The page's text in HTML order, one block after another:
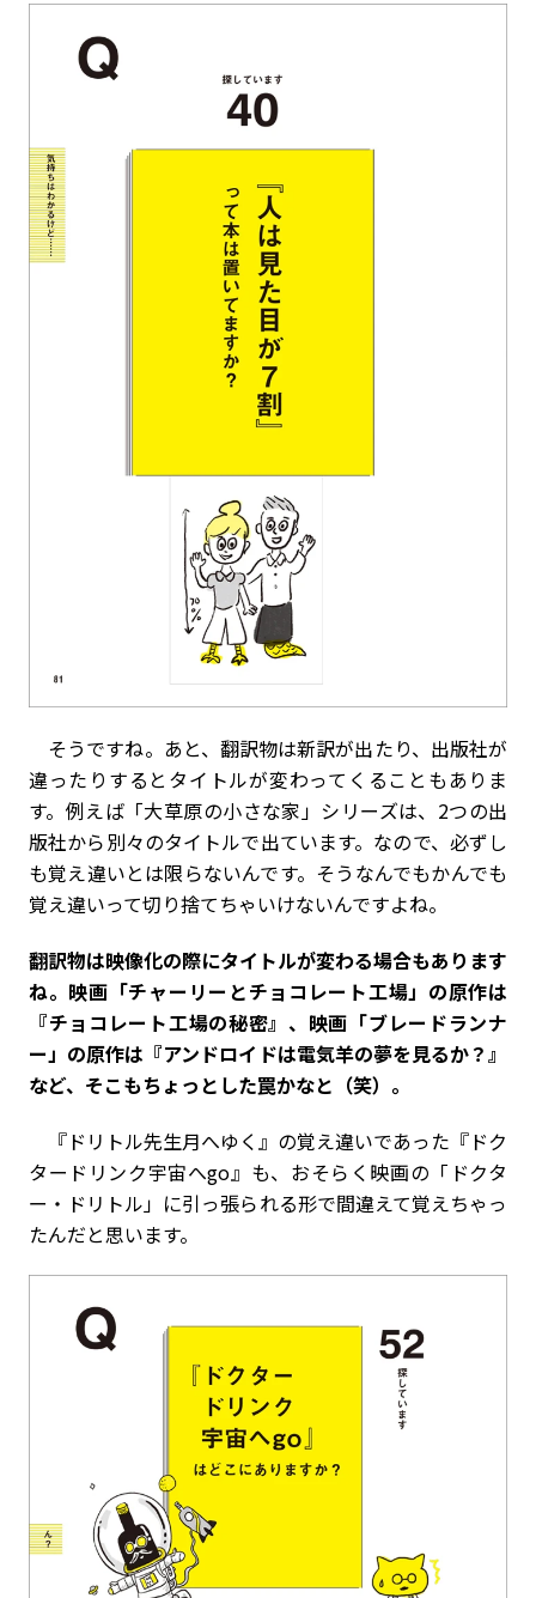
そうですね。あと、翻訳物は新訳が出たり、出版社が
違ったりするとタイトルが変わってくることもありま
す。例えば「大草原の小さな家」シリーズは、2つの出
版社から別々のタイトルで出ています。なので、必ずし
も覚え違いとは限らないんです。そうなんでもかんでも
覚え違いって切り捨てちゃいけないんですよね。
――翻訳物は映像化の際にタイトルが変わる場合もあります
ね。映画「チャーリーとチョコレート工場」の原作は
『チョコレート工場の秘密』、映画「ブレードランナ
ー」の原作は『アンドロイドは電気羊の夢を見るか？』
など、そこもちょっとした罠かなと（笑）。
『ドリトル先生月へゆく』の覚え違いであった『ドク
タードリンク宇宙へgo』も、おそらく映画の「ドクタ
ー・ドリトル」に引っ張られる形で間違えて覚えちゃっ
たんだと思います。